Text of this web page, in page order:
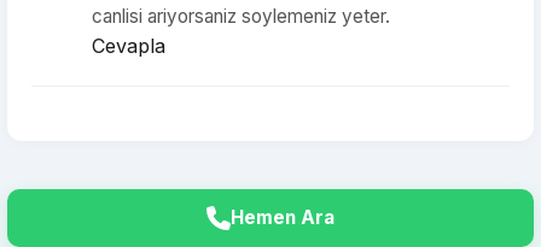
canlisi ariyorsaniz soylemeniz yeter.
Cevapla
Hemen Ara